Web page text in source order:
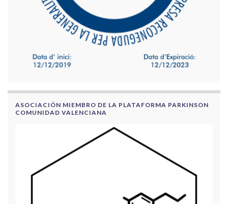
ASOCIACIÓN MIEMBRO DE LA PLATAFORMA PARKINSON
COMUNIDAD VALENCIANA